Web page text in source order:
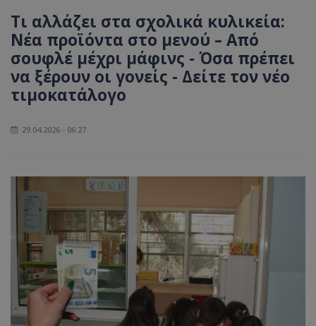
Τι αλλάζει στα σχολικά κυλικεία:
Νέα προϊόντα στο μενού – Από
σουφλέ μέχρι μάφινς - Όσα πρέπει
να ξέρουν οι γονείς - Δείτε τον νέο
τιμοκατάλογο
29.04.2026 - 06:27